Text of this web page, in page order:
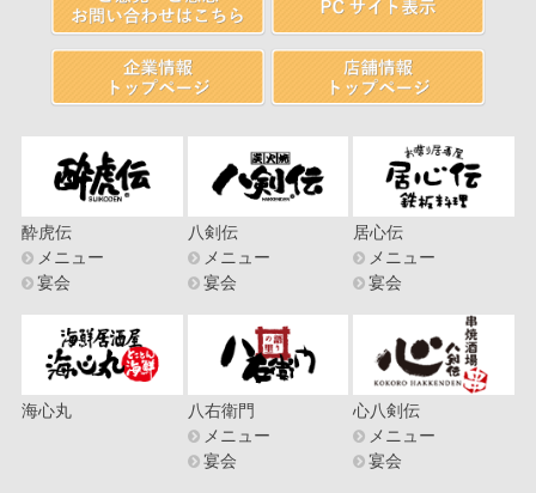
酔虎伝
メニュー
宴会
八剣伝
メニュー
宴会
居心伝
メニュー
宴会
海心丸
八右衛門
メニュー
宴会
心八剣伝
メニュー
宴会